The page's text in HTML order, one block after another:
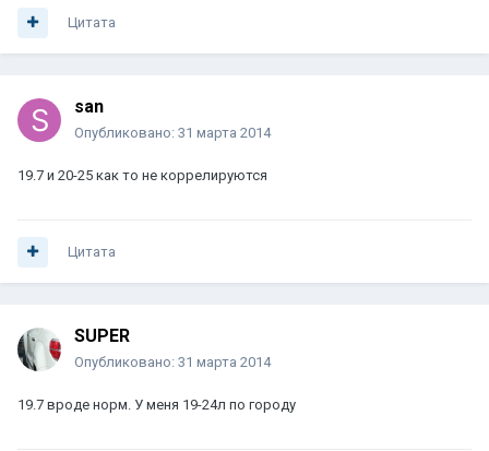
Цитата
san
Опубликовано: 31 марта 2014
19.7 и 20-25 как то не коррелируются
Цитата
SUPER
Опубликовано: 31 марта 2014
19.7 вроде норм. У меня 19-24л по городу